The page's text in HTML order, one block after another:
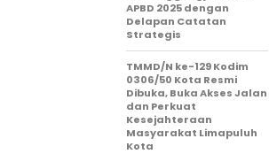
APBD 2025 dengan
Delapan Catatan
Strategis
TMMD/N ke-129 Kodim
0306/50 Kota Resmi
Dibuka, Buka Akses Jalan
dan Perkuat
Kesejahteraan
Masyarakat Limapuluh
Kota